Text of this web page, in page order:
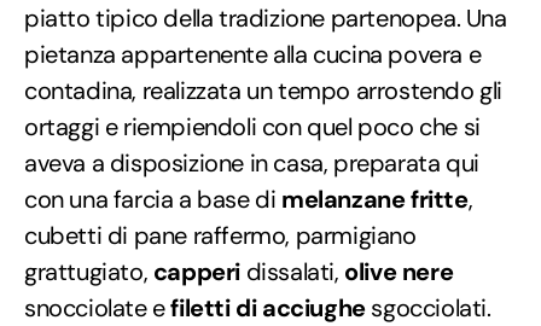
piatto tipico della tradizione partenopea. Una
pietanza appartenente alla cucina povera e
contadina, realizzata un tempo arrostendo gli
ortaggi e riempiendoli con quel poco che si
aveva a disposizione in casa, preparata qui
con una farcia a base di melanzane fritte,
cubetti di pane raffermo, parmigiano
grattugiato, capperi dissalati, olive nere
snocciolate efiletti di acciughesgocciolati.